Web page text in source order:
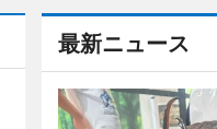
最新ニュース